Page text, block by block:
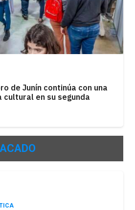
de Junín continúa con una
cultural en su segunda